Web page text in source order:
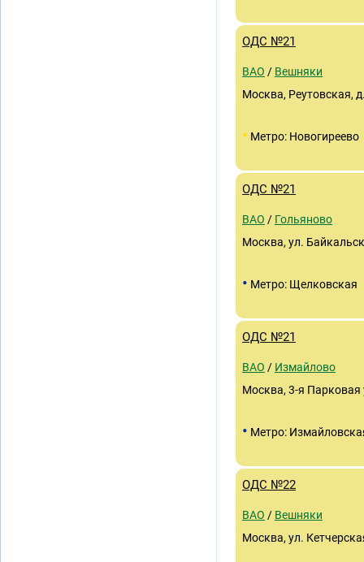
ОДС №21
ВАО / Вешняки
Москва, Реутовская,
• Метро: Новогиреево
ОДС №21
ВАО / Гольяново
Москва, ул.
• Метро: Щелковская
ОДС №21
ВАО / Измайлово
Москва, 3-я Парковая
• Метро:
ОДС №22
ВАО / Вешняки
Москва, ул.